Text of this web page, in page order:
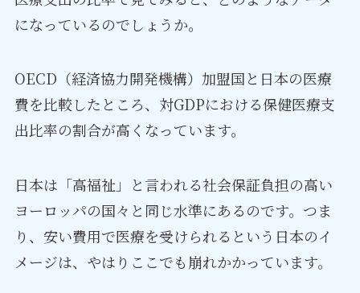
になっているのでしょうか。
OECD（経済協力開発機構）加盟国と日本の医療
費を比較したところ、対GDPにおける保健医療支
出比率の割合が高くなっています。
日本は「高福祉」と言われる社会保証負担の高い
ヨーロッパの国々と同じ水準にあるのです。つま
り、安い費用で医療を受けられるという日本のイ
メージは、やはりここでも崩れかかっています。